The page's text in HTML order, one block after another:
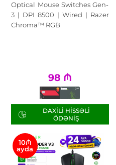
Optical Mouse Switches Gen-
3 | DPI 8500 | Wired | Razer
Chroma™ RGB
98 ₼
DAXILI HISSƏLI
ÖDƏNIŞ
10₼
ayda